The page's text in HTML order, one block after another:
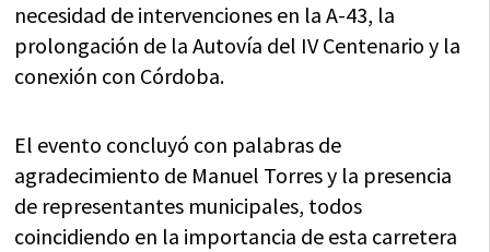
necesidad de intervenciones en la A-43, la
prolongación de la Autovía del IV Centenario y la
conexión con Córdoba.
El evento concluyó con palabras de
agradecimiento de Manuel Torres y la presencia
de representantes municipales, todos
coincidiendo en la importancia de esta carretera